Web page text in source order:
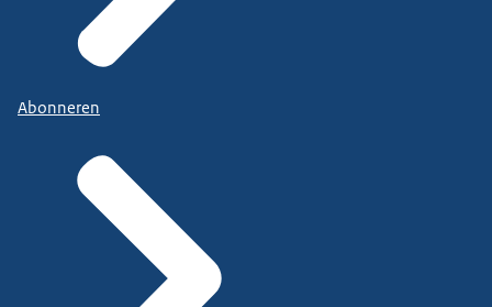
Abonneren